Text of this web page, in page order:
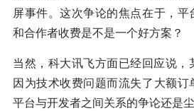
屏事件。这次争论的焦点在于，
和合作者收费是不是一个好方案？
当然，科大讯飞方面已经回应说，
因为技术收费问题而流失了大额订
平台与开发者之间关系的争论还是尘